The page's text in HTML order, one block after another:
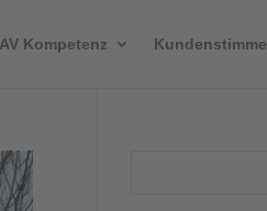
Kompetenz